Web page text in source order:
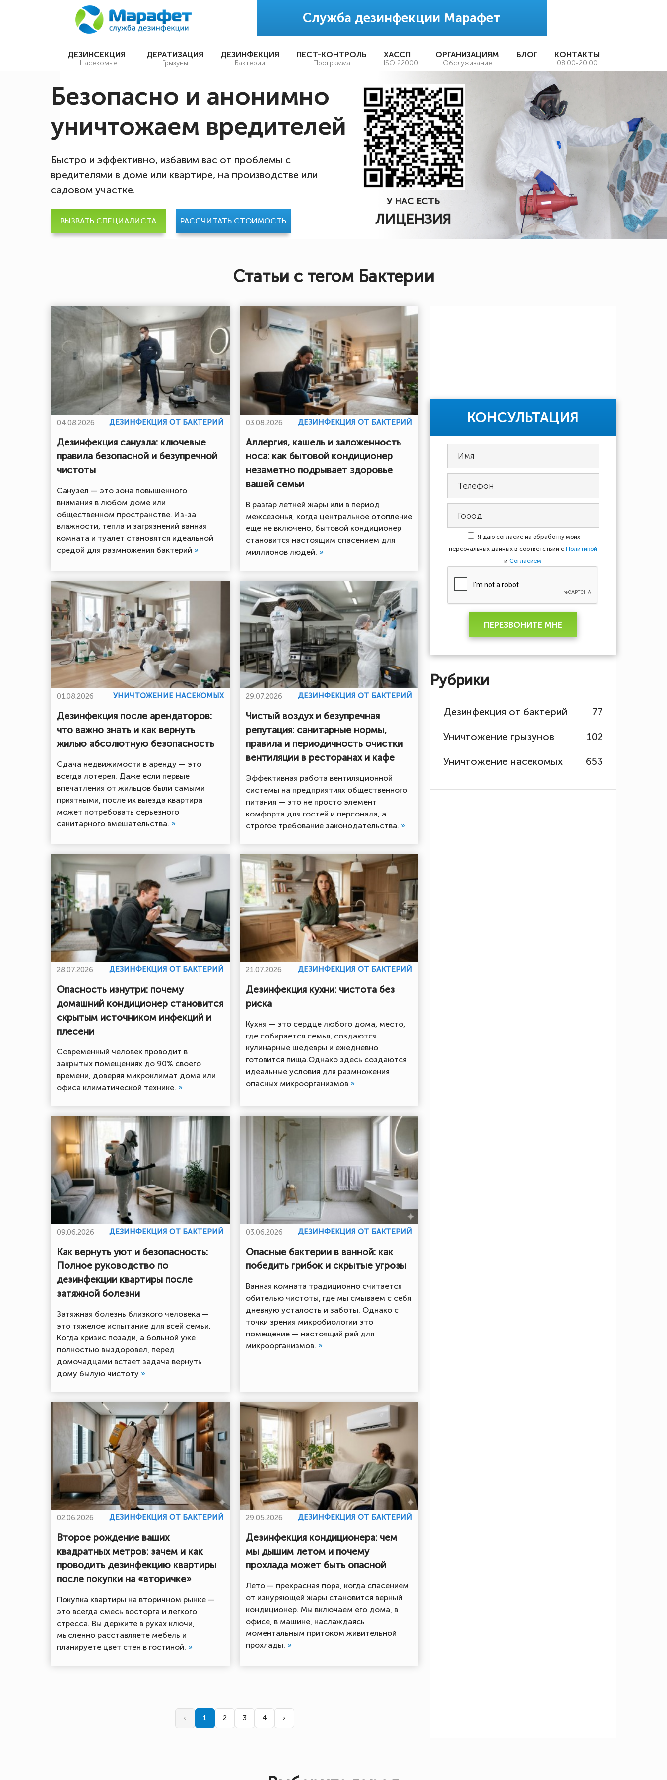
Служба дезинфекции Марафет
ДЕЗИНСЕКЦИЯ
Насекомые
ДЕРАТИЗАЦИЯ
Грызуны
ДЕЗИНФЕКЦИЯ
Бактерии
ПЕСТ-КОНТРОЛЬ
Программа
ХАССП
ISO 22000
ОРГАНИЗАЦИЯМ
Обслуживание
БЛОГ КОНТАКТЫ
08:00-20:00
Безопасно и анонимно
уничтожаем вредителей
Быстро и эффективно, избавим вас от проблемы с
вредителями в доме или квартире, на производстве или
садовом участке.
ВЫЗВАТЬ СПЕЦИАЛИСТА РАССЧИТАТЬ СТОИМОСТЬ
У НАС ЕСТЬ
ЛИЦЕНЗИЯ
Статьи с тегом Бактерии
04.08.2026 ДЕЗИНФЕКЦИЯ ОТ БАКТЕРИЙ
Дезинфекция санузла: ключевые
правила безопасной и безупречной
чистоты
Санузел — это зона повышенного
внимания в любом доме или
общественном пространстве. Из-за
влажности, тепла и загрязнений ванная
комната и туалет становятся идеальной
средой для размножения бактерий »
03.08.2026 ДЕЗИНФЕКЦИЯ ОТ БАКТЕРИЙ
Аллергия, кашель и заложенность
носа: как бытовой кондиционер
незаметно подрывает здоровье
вашей семьи
В разгар летней жары или в период
межсезонья, когда центральное отопление
еще не включено, бытовой кондиционер
становится настоящим спасением для
миллионов людей. »
01.08.2026 УНИЧТОЖЕНИЕ НАСЕКОМЫХ
Дезинфекция после арендаторов:
что важно знать и как вернуть
жилью абсолютную безопасность
Сдача недвижимости в аренду — это
всегда лотерея. Даже если первые
впечатления от жильцов были самыми
приятными, после их выезда квартира
может потребовать серьезного
санитарного вмешательства. »
29.07.2026 ДЕЗИНФЕКЦИЯ ОТ БАКТЕРИЙ
Чистый воздух и безупречная
репутация: санитарные нормы,
правила и периодичность очистки
вентиляции в ресторанах и кафе
Эффективная работа вентиляционной
системы на предприятиях общественного
питания — это не просто элемент
комфорта для гостей и персонала, а
строгое требование законодательства. »
28.07.2026 ДЕЗИНФЕКЦИЯ ОТ БАКТЕРИЙ
Опасность изнутри: почему
домашний кондиционер становится
скрытым источником инфекций и
плесени
Современный человек проводит в
закрытых помещениях до 90% своего
времени, доверяя микроклимат дома или
офиса климатической технике. »
21.07.2026 ДЕЗИНФЕКЦИЯ ОТ БАКТЕРИЙ
Дезинфекция кухни: чистота без
риска
Кухня — это сердце любого дома, место,
где собирается семья, создаются
кулинарные шедевры и ежедневно
готовится пища.Однако здесь создаются
идеальные условия для размножения
опасных микроорганизмов »
09.06.2026 ДЕЗИНФЕКЦИЯ ОТ БАКТЕРИЙ
Как вернуть уют и безопасность:
Полное руководство по
дезинфекции квартиры после
затяжной болезни
Затяжная болезнь близкого человека —
это тяжелое испытание для всей семьи.
Когда кризис позади, а больной уже
полностью выздоровел, перед
домочадцами встает задача вернуть
дому былую чистоту »
03.06.2026 ДЕЗИНФЕКЦИЯ ОТ БАКТЕРИЙ
Опасные бактерии в ванной: как
победить грибок и скрытые угрозы
Ванная комната традиционно считается
обителью чистоты, где мы смываем с себя
дневную усталость и заботы. Однако с
точки зрения микробиологии это
помещение — настоящий рай для
микроорганизмов. »
02.06.2026 ДЕЗИНФЕКЦИЯ ОТ БАКТЕРИЙ
Второе рождение ваших
квадратных метров: зачем и как
проводить дезинфекцию квартиры
после покупки на «вторичке»
Покупка квартиры на вторичном рынке —
это всегда смесь восторга и легкого
стресса. Вы держите в руках ключи,
мысленно расставляете мебель и
планируете цвет стен в гостиной. »
29.05.2026 ДЕЗИНФЕКЦИЯ ОТ БАКТЕРИЙ
Дезинфекция кондиционера: чем
мы дышим летом и почему
прохлада может быть опасной
Лето — прекрасная пора, когда спасением
от изнуряющей жары становится верный
кондиционер. Мы включаем его дома, в
офисе, в машине, наслаждаясь
моментальным притоком живительной
прохлады. »
‹ 1 2 3 4 ›
КОНСУЛЬТАЦИЯ
Я даю согласие на обработку моих
персональных данных в соответствии сПолитикой
иСогласием
ПЕРЕЗВОНИТЕ МНЕ
Рубрики
Дезинфекция от бактерий 77
Уничтожение грызунов 102
Уничтожение насекомых 653